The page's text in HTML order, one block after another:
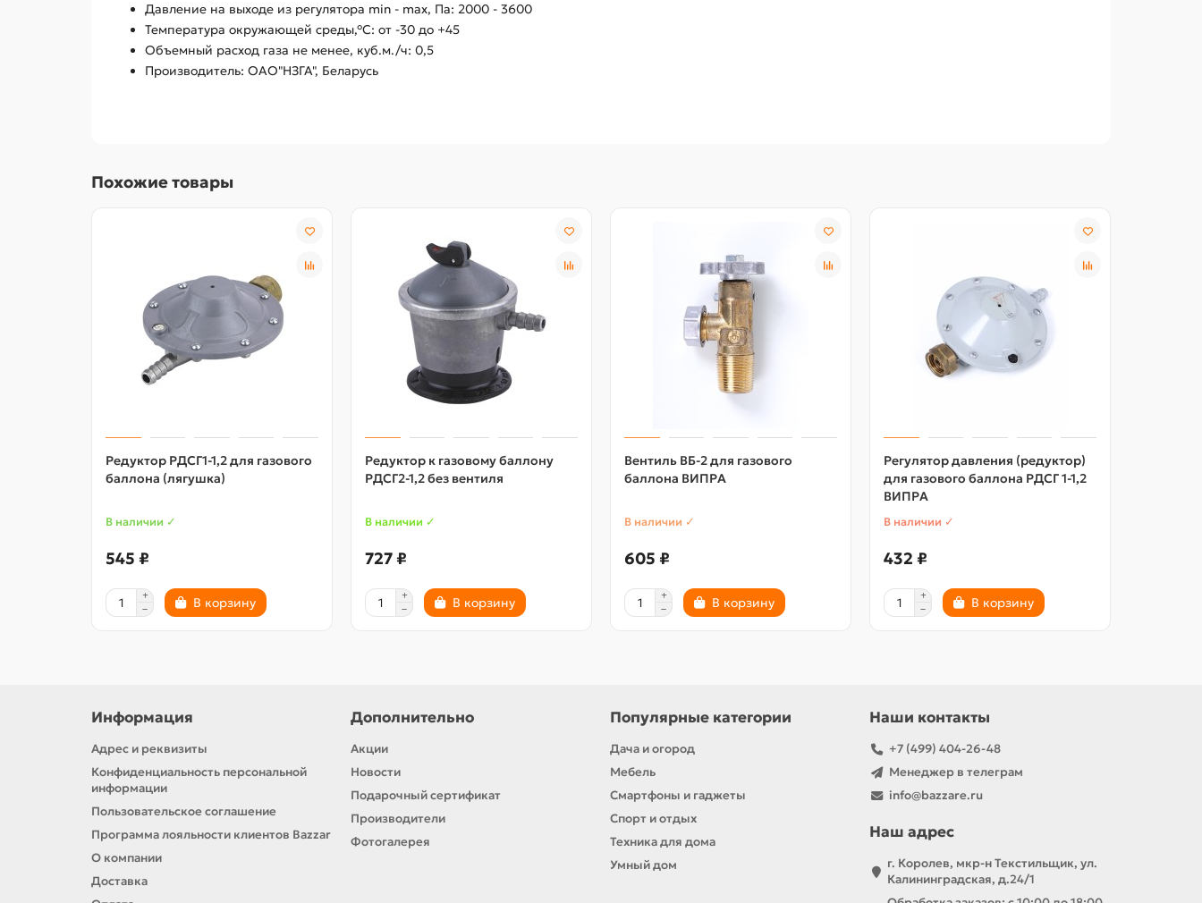
Давление на выходе из регулятора min - max, Па: 2000 - 3600
Температура окружающей среды,°С: от -30 до +45
Объемный расход газа не менее, куб.м./ч: 0,5
Производитель: ОАО"НЗГА", Беларусь
Похожие товары
Редуктор РДСГ1-1,2 для газового
баллона (лягушка)
В наличии ✓
545 ₽
В корзину
Редуктор к газовому баллону
РДСГ2-1,2 без вентиля
В наличии ✓
727 ₽
В корзину
Вентиль ВБ-2 для газового
баллона ВИПРА
В наличии ✓
605 ₽
В корзину
Регулятор давления (редуктор)
для газового баллона РДСГ 1-1,2
ВИПРА
В наличии ✓
432 ₽
В корзину
Информация
Адрес и реквизиты
Конфиденциальность персональной
информации
Пользовательское соглашение
Программа лояльности клиентов Bazzar
О компании
Доставка
Дополнительно
Акции
Новости
Подарочный сертификат
Производители
Фотогалерея
Популярные категории
Дача и огород
Мебель
Смартфоны и гаджеты
Спорт и отдых
Техника для дома
Умный дом
Наши контакты
+7 (499) 404-26-48
Менеджер в телеграм
info@bazzare.ru
Наш адрес
г. Королев, мкр-н Текстильщик, ул.
Калининградская, д.24/1